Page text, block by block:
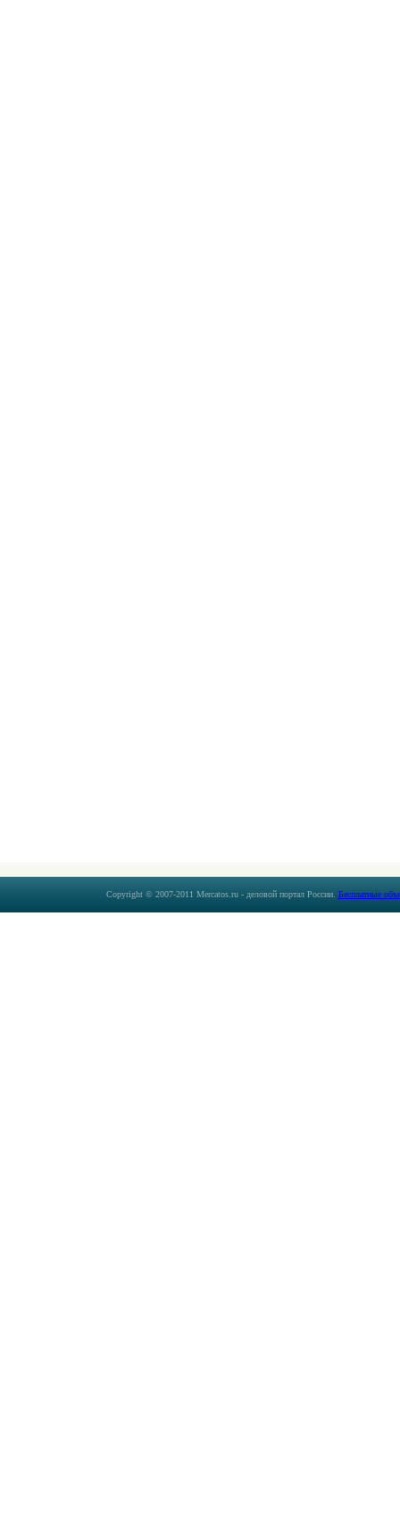
Copyright © 2007-2011 Mercatos.ru - деловой портал России. Бесплатные